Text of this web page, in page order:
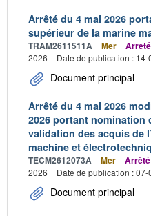
Arrêté du 4 mai 2026
supérieur de la marine
TRAM2611511A Mer Arrêté
2026
Date de publication : 14-
Document principal
Arrêté du 4 mai 2026
2026 portant nomination
validation des acquis de
machine et
TECM2612073A Mer Arrêté
2026
Date de publication : 07-
Document principal